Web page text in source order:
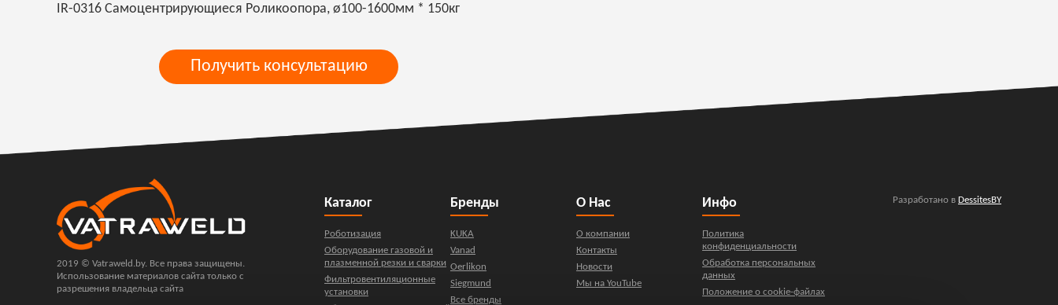
IR-0316 Самоцентрирующиеся Роликоопора, ø100-1600мм * 150кг
Получить консультацию
2019 © Vatraweld.by. Все права защищены.
Использование материалов сайта только с
разрешения владельца сайта
Каталог
Роботизация
Оборудование газовой и
плазменной резки и сварки
Фильтровентиляционные
установки
Бренды
KUKA
Vanad
Oerlikon
Siegmund
Все бренды
О Нас
О компании
Контакты
Новости
Мы на YouTube
Инфо
Политика
конфиденциальности
Обработка персональных
данных
Положение о cookie-файлах
Разработано в DessitesBY